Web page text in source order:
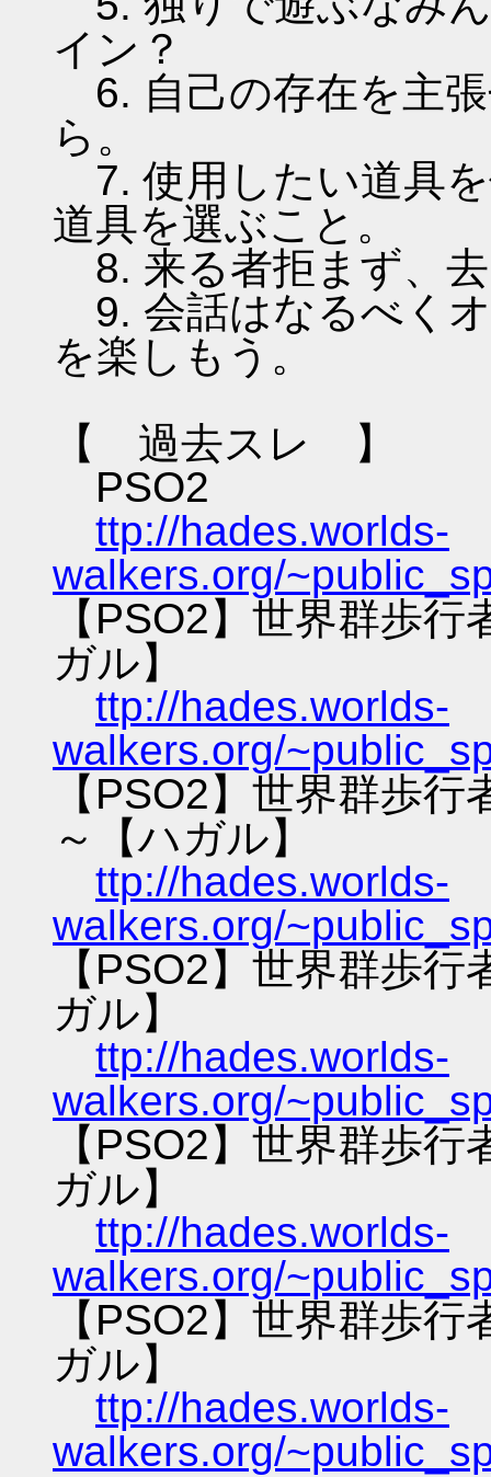
イン？
6. 自己の存在を主
ら。
7. 使用したい道具
道具を選ぶこと。
8. 来る者拒まず、
9. 会話はなるべく
を楽しもう。
【 過去スレ 】
PSO2
ttp://hades.worlds-
walkers.org/
【PSO2】世界群歩
ガル】
ttp://hades.worlds-
walkers.org/
【PSO2】世界群歩
～【ハガル】
ttp://hades.worlds-
walkers.org/
【PSO2】世界群歩
ガル】
ttp://hades.worlds-
walkers.org/
【PSO2】世界群歩
ガル】
ttp://hades.worlds-
walkers.org/
【PSO2】世界群歩
ガル】
ttp://hades.worlds-
walkers.org/